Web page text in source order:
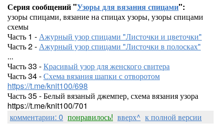
Серия сообщений "Узоры для вязания спицами":
узоры спицами, вязание на спицах узоры, узоры спицами
схемы
Часть 1 - Ажурный узор спицами "Листочки и цветочки"
Часть 2 - Ажурный узор спицами "Листочки в полосках"
...
Часть 33 -Красивый узор для женского свитера
Часть 34 -Схема вязания шапки с отворотом
https://t.me/knit100/698
Часть 35 - Белый вязаный джемпер, схема вязания узора
https://t.me/knit100/701
комментарии: 0 понравилось! вверх^ к полной версии